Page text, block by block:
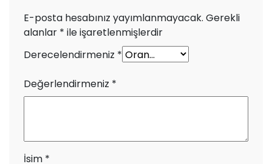
E-posta hesabınız yayımlanmayacak. Gerekli
alanlar * ile işaretlenmişlerdir
Derecelendirmeniz *
Değerlendirmeniz *
İsim *